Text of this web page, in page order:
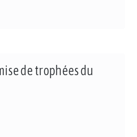
de trophées du